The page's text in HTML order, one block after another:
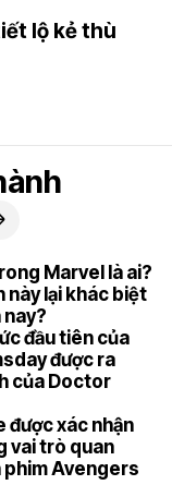
lộ kẻ thù
Marvel là ai?
này lại khác biệt
đầu tiên của
được ra
của Doctor
xác nhận
vai trò quan
phim Avengers